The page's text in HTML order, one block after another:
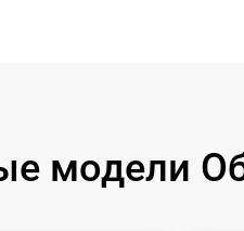
модели